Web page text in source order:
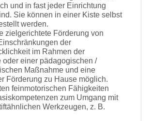
und in fast jeder Einrichtung
Sie können in einer Kiste selbst
werden.
zielgerichtete Förderung von
der
im Rahmen der
oder einer pädagogischen /
Maßnahme und eine
Förderung zu Hause möglich.
feinmotorischen Fähigkeiten
zum Umgang mit
Werkzeugen, z. B.